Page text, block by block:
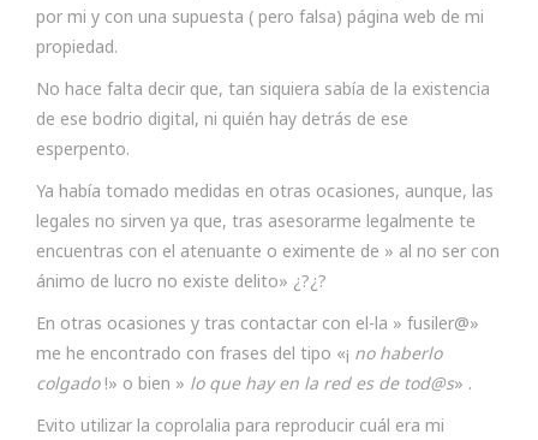
por mi y con una supuesta ( pero falsa) página web de mi
propiedad.
No hace falta decir que, tan siquiera sabía de la existencia
de ese bodrio digital, ni quién hay detrás de ese
esperpento.
Ya había tomado medidas en otras ocasiones, aunque, las
legales no sirven ya que, tras asesorarme legalmente te
encuentras con el atenuante o eximente de » al no ser con
ánimo de lucro no existe delito» ¿?¿?
En otras ocasiones y tras contactar con el-la » fusiler@»
me he encontrado con frases del tipo «¡ no haberlo
colgado!» o bien » lo que hay en la red es de tod@s» .
Evito utilizar la coprolalia para reproducir cuál era mi